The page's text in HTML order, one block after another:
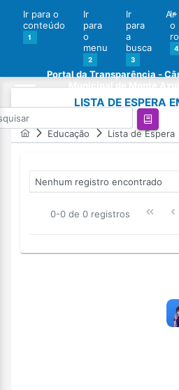
Ir para o
conteúdo
1
Ir
para
o
menu
2
Ir
para
a
busca
3
Ir
o
4
A+
Portal da Transparência -
LISTA DE ESPERA
Educação Lista de Espera
Nenhum registro encontrado
0-0 de 0 registros